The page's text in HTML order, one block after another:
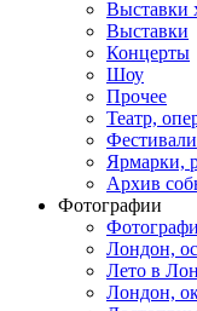
Выставки
Выставки
Концерты
Шоу
Прочее
Театр,
Фестивали
Ярмарки,
Архив
Фотографии
Лондон,
Лето в
Лондон,